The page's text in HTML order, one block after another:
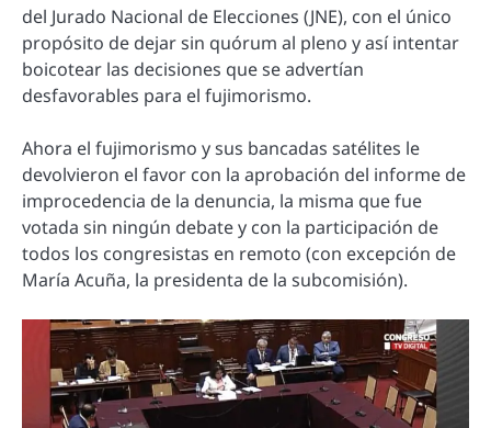
del Jurado Nacional de Elecciones (JNE), con el único
propósito de dejar sin quórum al pleno y así intentar
boicotear las decisiones que se advertían
desfavorables para el fujimorismo.
Ahora el fujimorismo y sus bancadas satélites le
devolvieron el favor con la aprobación del informe de
improcedencia de la denuncia, la misma que fue
votada sin ningún debate y con la participación de
todos los congresistas en remoto (con excepción de
María Acuña, la presidenta de la subcomisión).